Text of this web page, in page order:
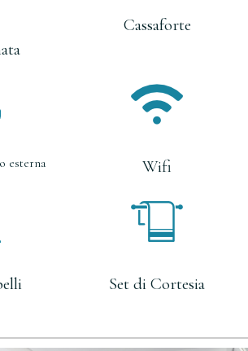
Cassaforte
esterna Wifi
Set di Cortesia